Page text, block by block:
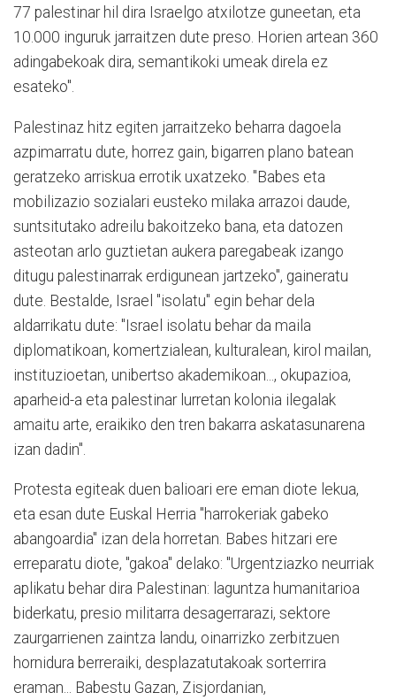
77 palestinar hil dira Israelgo atxilotze guneetan, eta
10.000 inguruk jarraitzen dute preso. Horien artean 360
adingabekoak dira, semantikoki umeak direla ez
esateko".
Palestinaz hitz egiten jarraitzeko beharra dagoela
azpimarratu dute, horrez gain, bigarren plano batean
geratzeko arriskua errotik uxatzeko. "Babes eta
mobilizazio sozialari eusteko milaka arrazoi daude,
suntsitutako adreilu bakoitzeko bana, eta datozen
asteotan arlo guztietan aukera paregabeak izango
ditugu palestinarrak erdigunean jartzeko", gaineratu
dute. Bestalde, Israel "isolatu" egin behar dela
aldarrikatu dute: "Israel isolatu behar da maila
diplomatikoan, komertzialean, kulturalean, kirol mailan,
instituzioetan, unibertso akademikoan..., okupazioa,
aparheid-a eta palestinar lurretan kolonia ilegalak
amaitu arte, eraikiko den tren bakarra askatasunarena
izan dadin".
Protesta egiteak duen balioari ere eman diote lekua,
eta esan dute Euskal Herria "harrokeriak gabeko
abangoardia" izan dela horretan. Babes hitzari ere
erreparatu diote, "gakoa" delako: "Urgentziazko neurriak
aplikatu behar dira Palestinan: laguntza humanitarioa
biderkatu, presio militarra desagerrarazi, sektore
zaurgarrienen zaintza landu, oinarrizko zerbitzuen
hornidura berreraiki, desplazatutakoak sorterrira
eraman... Babestu Gazan, Zisjordanian,